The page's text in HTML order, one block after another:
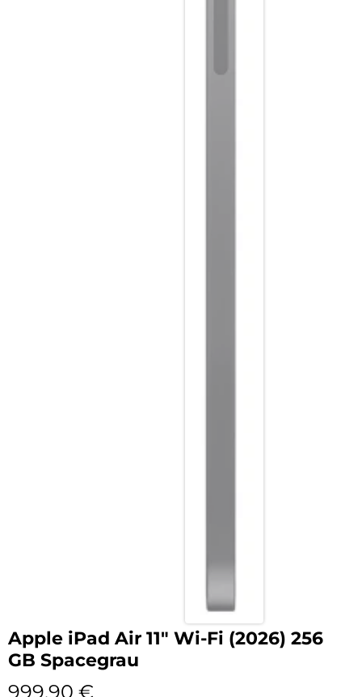
Apple iPad Air 11″ Wi-Fi (2026) 256
GB Spacegrau
999,90 €